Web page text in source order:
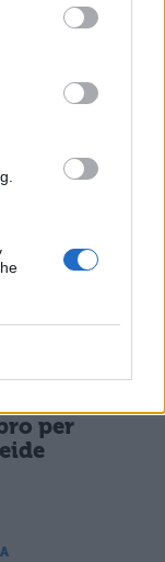
di Plauto
per